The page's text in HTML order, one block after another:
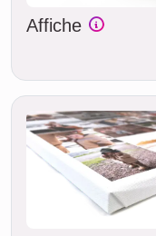
Affiche